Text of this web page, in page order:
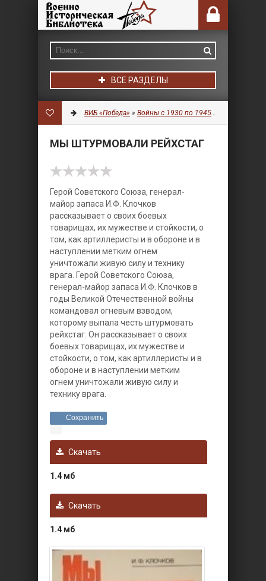
ВСЕ РАЗДЕЛЫ
ВИБ «Победа» » Войны с 1930 по 1945 гг.
МЫ ШТУРМОВАЛИ РЕЙХСТАГ
Герой Советского Союза, генерал-
майор запаса И.Ф. Клочков
рассказывает о своих боевых
товарищах, их мужестве и стойкости, о
том, как артиллеристы и в обороне и в
наступлении метким огнем
уничтожали живую силу и технику
врага. Герой Советского Союза,
генерал-майор запаса И.Ф. Клочков в
годы Великой Отечественной войны
командовал огневым взводом,
которому выпала честь штурмовать
рейхстаг. Он рассказывает о своих
боевых товарищах, их мужестве и
стойкости, о том, как артиллеристы и в
обороне и в наступлении метким
огнем уничтожали живую силу и
технику врага.
Сохранить
Скачать
1.4 мб
Скачать
1.4 мб